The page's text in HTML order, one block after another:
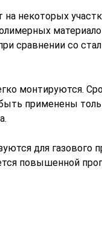
некоторых
сравнении со
монтируются.
применены
для газового
повышенной